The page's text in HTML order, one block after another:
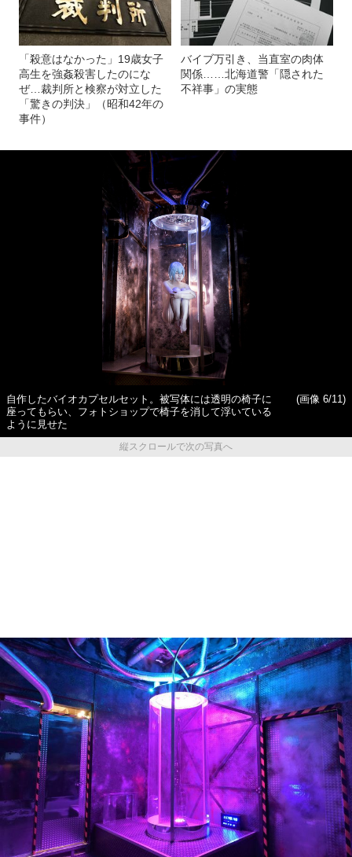
「殺意はなかった」19歳女子
高生を強姦殺害したのにな
ぜ…裁判所と検察が対立した
「驚きの判決」（昭和42年の
事件）
バイブ万引き、当直室の肉体
関係……北海道警「隠された
不祥事」の実態
自作したバイオカプセルセット。被写体には透明の椅子に
座ってもらい、フォトショップで椅子を消して浮いている
ように見せた
(画像 6/11)
縦スクロールで次の写真へ